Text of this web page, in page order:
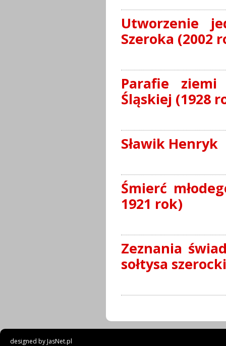
Utworzenie
Szeroka (2002
Parafie ziemi
Śląskiej (1928
Sławik Henryk
Śmierć
1921 rok)
Zeznania
sołtysa
designed byJasNet.pl